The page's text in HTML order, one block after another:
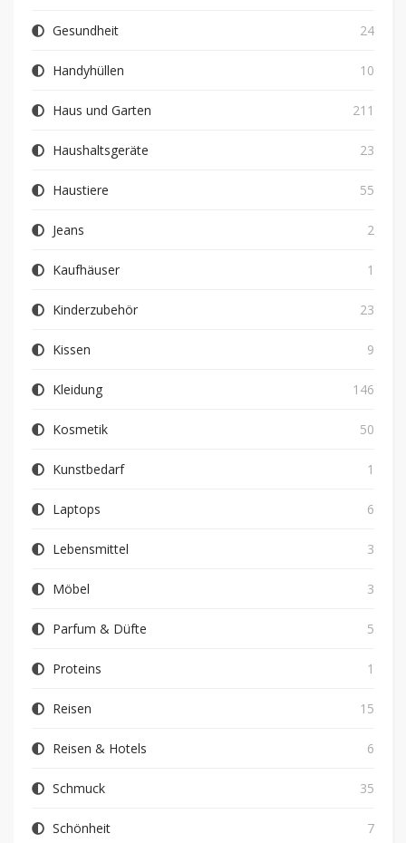
Gesundheit 24
Handyhüllen 10
Haus und Garten 211
Haushaltsgeräte 23
Haustiere 55
Jeans 2
Kaufhäuser 1
Kinderzubehör 23
Kissen 9
Kleidung 146
Kosmetik 50
Kunstbedarf 1
Laptops 6
Lebensmittel 3
Möbel 3
Parfum & Düfte 5
Proteins 1
Reisen 15
Reisen & Hotels 6
Schmuck 35
Schönheit 7